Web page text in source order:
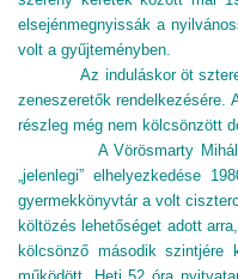
elsejénmegnyissák a
volt a gyűjteményben.
Az induláskor öt sztereo
zeneszeretők rendelkezésére.
részleg még nem kölcsönzött
A Vörösmarty Mihály
„jelenlegi” elhelyezkedése
gyermekkönyvtár a volt
költözés lehetőséget adott
kölcsönző második szintjére